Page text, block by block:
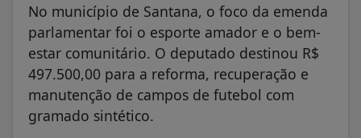
No município de Santana, o foco da emenda
parlamentar foi o esporte amador e o bem-
estar comunitário. O deputado destinou R$
497.500,00 para a reforma, recuperação e
manutenção de campos de futebol com
gramado sintético.